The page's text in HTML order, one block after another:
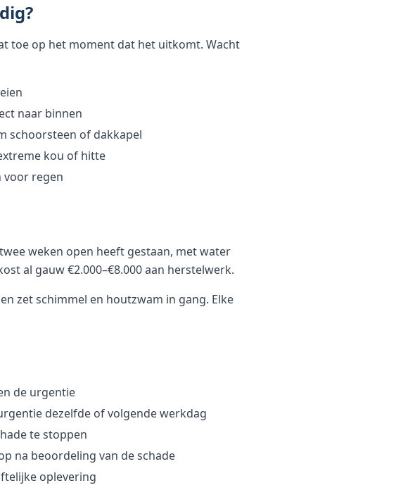
toe op het moment dat het uitkomt. Wacht
naar binnen
schoorsteen of dakkapel
kou of hitte
voor regen
weken open heeft gestaan, met water
al gauw €2.000–€8.000 aan herstelwerk.
zet schimmel en houtzwam in gang. Elke
de urgentie
dezelfde of volgende werkdag
te stoppen
na beoordeling van de schade
oplevering